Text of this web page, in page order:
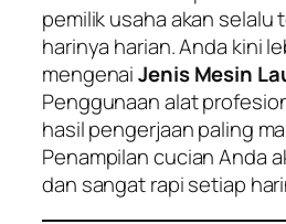
pemilik usaha akan selalu
harinya harian. Anda kini
mengenaiJenis Mesin
Penggunaan alat
hasil pengerjaan paling
Penampilan cucian Anda
dan sangat rapi setiap